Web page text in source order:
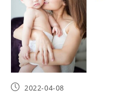
2022-04-08